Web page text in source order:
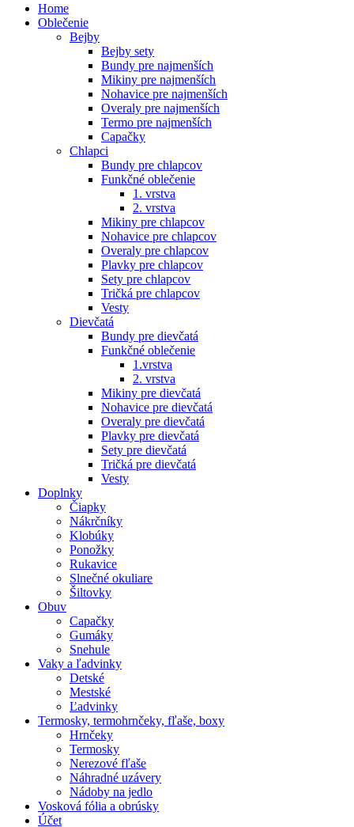
Home
Oblečenie
Bejby
Bejby sety
Bundy pre najmenších
Mikiny pre najmenších
Nohavice pre najmenších
Overaly pre najmenších
Termo pre najmenších
Capačky
Chlapci
Bundy pre chlapcov
Funkčné oblečenie
1. vrstva
2. vrstva
Mikiny pre chlapcov
Nohavice pre chlapcov
Overaly pre chlapcov
Plavky pre chlapcov
Sety pre chlapcov
Tričká pre chlapcov
Vesty
Dievčatá
Bundy pre dievčatá
Funkčné oblečenie
1.vrstva
2. vrstva
Mikiny pre dievčatá
Nohavice pre dievčatá
Overaly pre dievčatá
Plavky pre dievčatá
Sety pre dievčatá
Tričká pre dievčatá
Vesty
Doplnky
Čiapky
Nákrčníky
Klobúky
Ponožky
Rukavice
Slnečné okuliare
Šiltovky
Obuv
Capačky
Gumáky
Snehule
Vaky a ľadvinky
Detské
Mestské
Ľadvinky
Termosky, termohrnčeky, fľaše, boxy
Hrnčeky
Termosky
Nerezové fľaše
Náhradné uzávery
Nádoby na jedlo
Vosková fólia a obrúsky
Účet